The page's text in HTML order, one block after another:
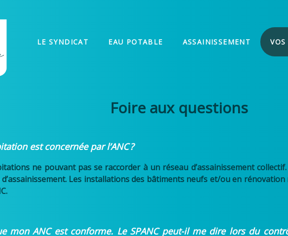
LE SYNDICAT EAU POTABLE ASSAINISSEMENT VOS
Foire aux questions
est concernée par l’ANC?
ne pouvant pas se raccorder à un réseau d’assainissement
Les installations des bâtiments neufs et/ou en
mon ANC est conforme. Le SPANC peut-il me dire lors du